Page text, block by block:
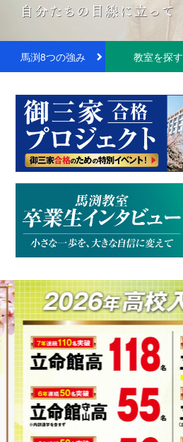
馬渕8つの強み 教室を探す